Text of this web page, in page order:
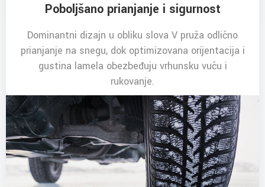
Poboljšano prianjanje i sigurnost
Dominantni dizajn u obliku slova V pruža odlično
prianjanje na snegu, dok optimizovana orijentacija i
gustina lamela obezbeđuju vrhunsku vuču i
rukovanje.